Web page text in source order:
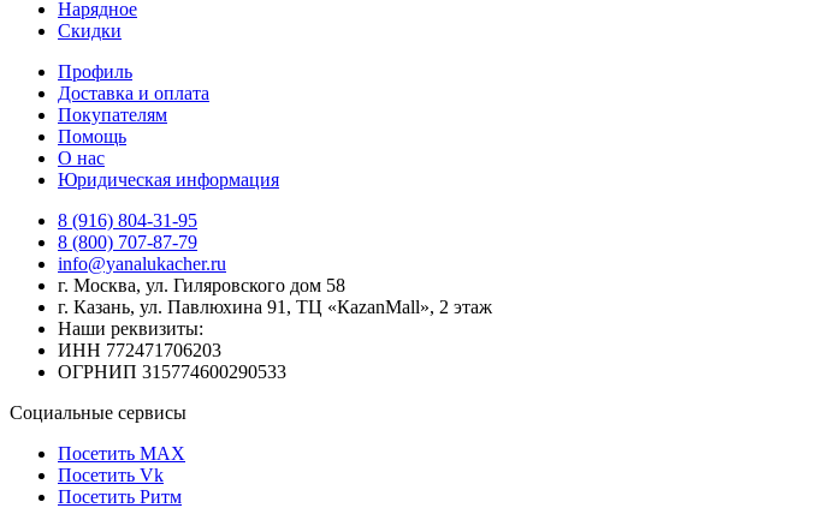
Нарядное
Скидки
Профиль
Доставка и оплата
Покупателям
Помощь
О нас
Юридическая информация
8 (916) 804-31-95
8 (800) 707-87-79
info@yanalukacher.ru
г. Москва, ул. Гиляровского дом 58
г. Казань, ул. Павлюхина 91, ТЦ «КazanMall», 2 этаж
Наши реквизиты:
ИНН 772471706203
ОГРНИП 315774600290533
Социальные сервисы
Посетить MAX
Посетить Vk
Посетить Ритм